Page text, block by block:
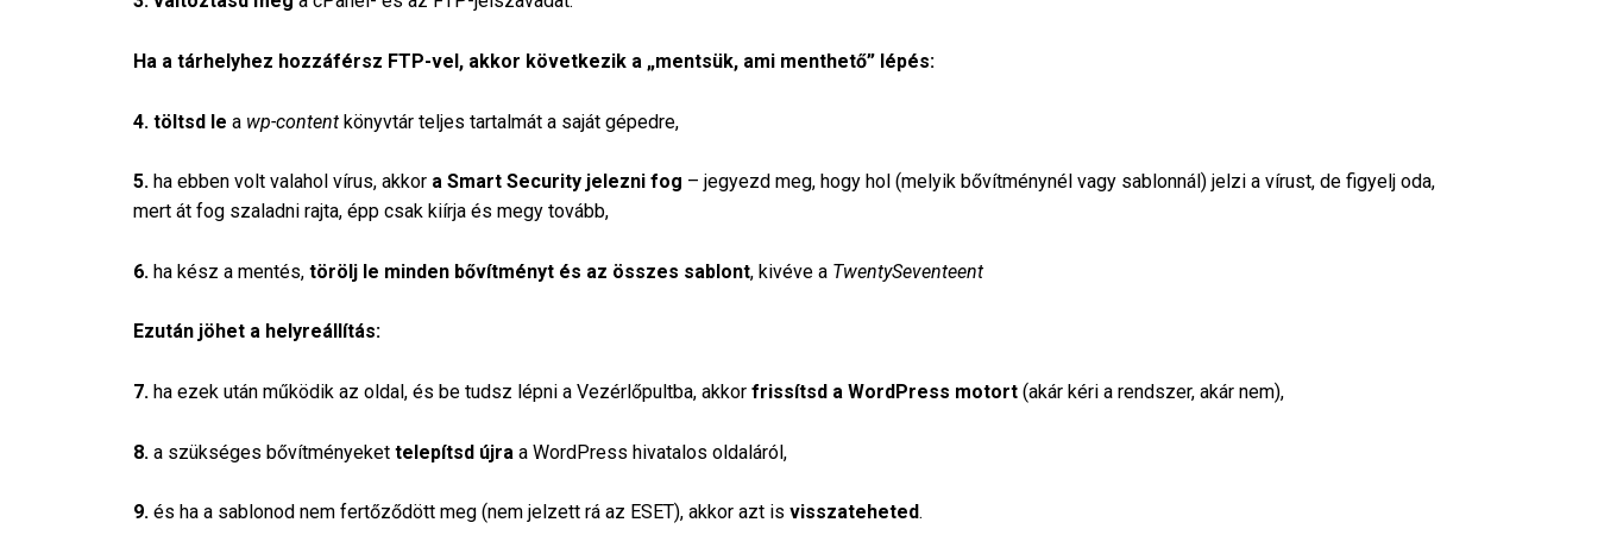
Ha a tárhelyhez hozzáférsz FTP-vel, akkor következik a „mentsük, ami menthető” lépés:
4. töltsd le a wp-content könyvtár teljes tartalmát a saját gépedre,
5. ha ebben volt valahol vírus, akkor a Smart Security jelezni fog – jegyezd meg, hogy hol (melyik bővítménynél vagy sablonnál) jelzi a vírust, de figyelj oda,
mert át fog szaladni rajta, épp csak kiírja és megy tovább,
6. ha kész a mentés, törölj le minden bővítményt és az összes sablont, kivéve a TwentySeventeent
Ezután jöhet a helyreállítás:
7. ha ezek után működik az oldal, és be tudsz lépni a Vezérlőpultba, akkor frissítsd a WordPress motort (akár kéri a rendszer, akár nem),
8. a szükséges bővítményeket telepítsd újra a WordPress hivatalos oldaláról,
9. és ha a sablonod nem fertőződött meg (nem jelzett rá az ESET), akkor azt is visszateheted.